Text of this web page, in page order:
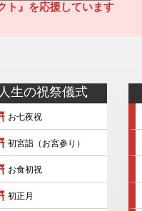
ト』を応援しています
人生の祝祭儀式
お七夜祝
初宮詣（お宮参り）
お食初祝
初正月